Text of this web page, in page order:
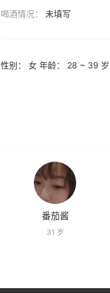
喝酒情况：
未填写
性别： 女 年龄： 28 ~ 39
番茄酱
31 岁